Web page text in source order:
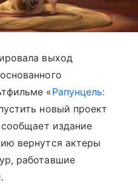
выход
«Рапунцель:
новый проект
сообщает издание
вернутся актеры
работавшие